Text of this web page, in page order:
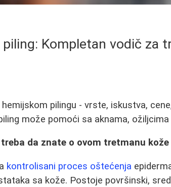
piling: Kompletan vodič za
pilingu - vrste, iskustva,
može pomoći sa aknama,
da znate o ovom tretmanu kože
kontrolisani proces oštećenja
sa kože. Postoje površinski,